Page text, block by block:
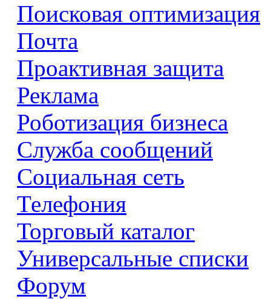
Поисковая оптимизация
Почта
Проактивная защита
Реклама
Роботизация бизнеса
Служба сообщений
Социальная сеть
Телефония
Торговый каталог
Универсальные списки
Форум